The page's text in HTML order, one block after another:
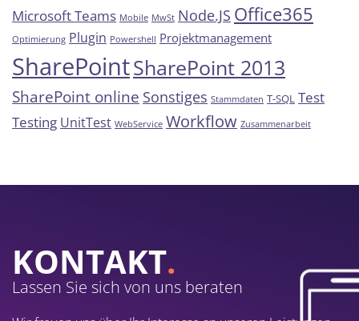
Microsoft Teams Mobile MwSt Node.JS Office365
Optimierung Plugin Powershell Projektmanagement
SharePointSharePoint 2013
SharePoint online Sonstiges Stammdaten T-SQL Test
Testing UnitTest WebService Workflow Zusammenarbeit
KONTAKT.
Lassen Sie sich von uns beraten